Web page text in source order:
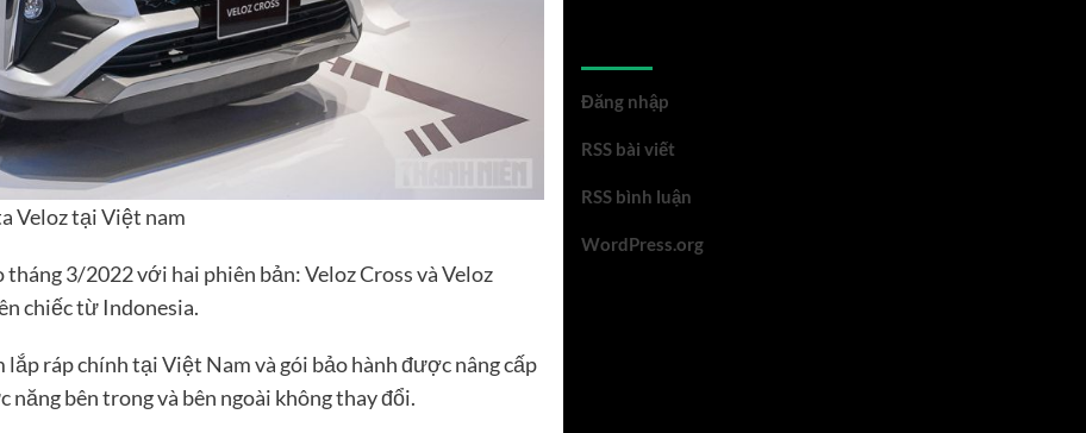
Veloz tại Việt nam
3/2022 với hai phiên bản: Veloz Cross và Veloz
chiếc từ Indonesia.
ráp chính tại Việt Nam và gói bảo hành được nâng cấp
năng bên trong và bên ngoài không thay đổi.
Đăng nhập
RSS bài viết
RSS bình luận
WordPress.org